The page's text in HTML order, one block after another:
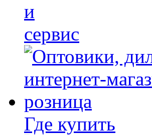
и
сервис
Где купить